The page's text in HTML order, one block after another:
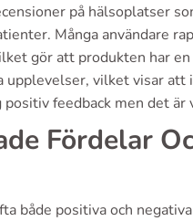
på hälsoplatser
Många användare
gör att produkten har
upplevelser, vilket visar
positiv feedback men det
Fördelar
både positiva och